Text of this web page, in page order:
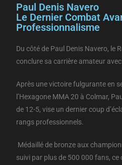
Paul Denis Navero
Le Dernier Combat
Professionnalisme
Du côté de Paul Denis Navero, le
conclure sa carrière amateur
Après une victoire fulgurante en
l’Hexagone MMA 20 à Colmar,
de 12-5, vise un dernier coup
rangs professionnels.
Médaillé de bronze aux
suivi par plus de 500 000 fans,